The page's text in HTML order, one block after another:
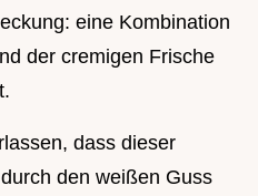
eine Kombination
der cremigen Frische
dass dieser
den weißen Guss